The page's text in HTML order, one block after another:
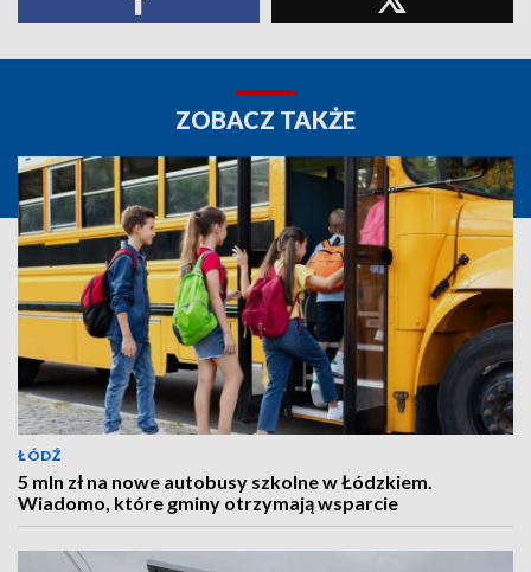
ZOBACZ TAKŻE
ŁÓDŹ
5 mln zł na nowe autobusy szkolne w Łódzkiem.
Wiadomo, które gminy otrzymają wsparcie